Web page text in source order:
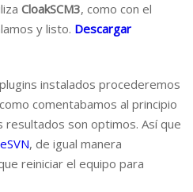
CloakSCM3, como con el
y listo. Descargar
instalados procederemos
comentabamos al principio
son optimos. Así que
, de igual manera
reiniciar el equipo para